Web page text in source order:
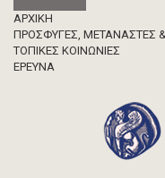
Footer
ΑΡΧΙΚΗ
ΠΡΟΣΦΥΓΕΣ, ΜΕΤΑΝΑΣΤΕΣ
ΤΟΠΙΚΕΣ ΚΟΙΝΩΝΙΕΣ
ΈΡΕΥΝΑ